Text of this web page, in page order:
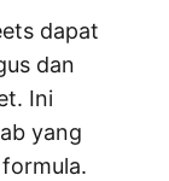
dapat
dan
Ini
yang